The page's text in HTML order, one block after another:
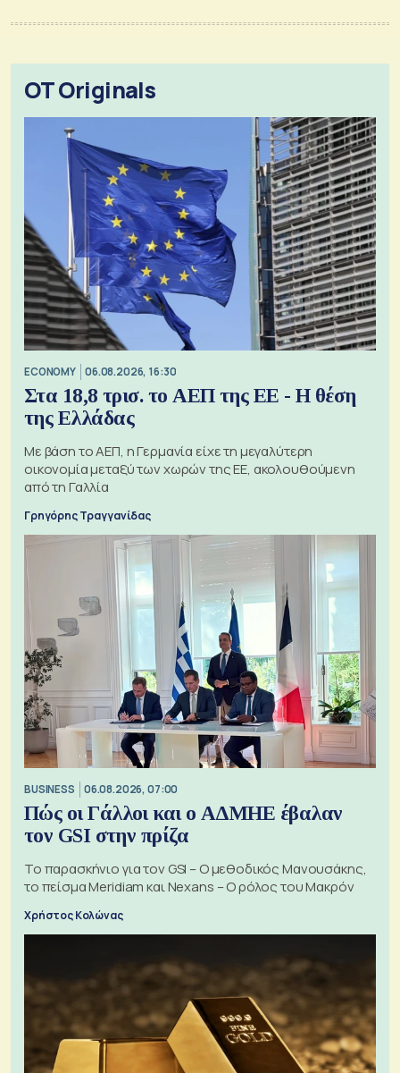
OT Originals
ECONOMY 06.08.2026, 16:30
Στα 18,8 τρισ. το ΑΕΠ της ΕΕ - Η θέση
της Ελλάδας
Με βάση το ΑΕΠ, η Γερμανία είχε τη μεγαλύτερη
οικονομία μεταξύ των χωρών της ΕΕ, ακολουθούμενη
από τη Γαλλία
Γρηγόρης Τραγγανίδας
BUSINESS 06.08.2026, 07:00
Πώς οι Γάλλοι και ο ΑΔΜΗΕ έβαλαν
τον GSI στην πρίζα
Το παρασκήνιο για τον GSI – Ο μεθοδικός Μανουσάκης,
το πείσμα Meridiam και Nexans – Ο ρόλος του Μακρόν
Χρήστος Κολώνας